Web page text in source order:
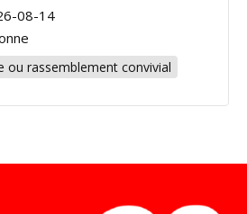
08-14
ou rassemblement convivial